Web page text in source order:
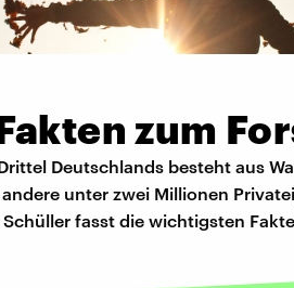
zum
Deutschlands besteht aus
unter zwei Millionen
fasst die wichtigsten